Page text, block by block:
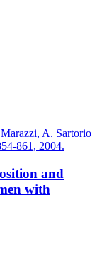
A. Sartorio
861, 2004.
and
with